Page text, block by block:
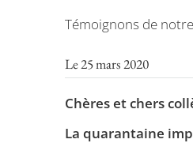
Témoignons de
Le 25 mars 2020
Chères et chers
La quarantaine